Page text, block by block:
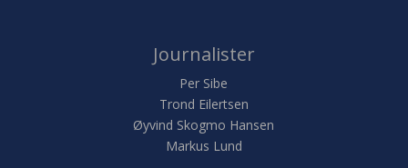
Journalister
Per Sibe
Trond Eilertsen
Øyvind Skogmo Hansen
Markus Lund